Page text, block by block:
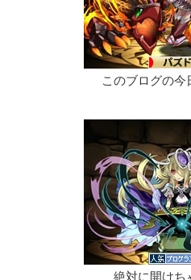
このブログの今
絶対に開けち